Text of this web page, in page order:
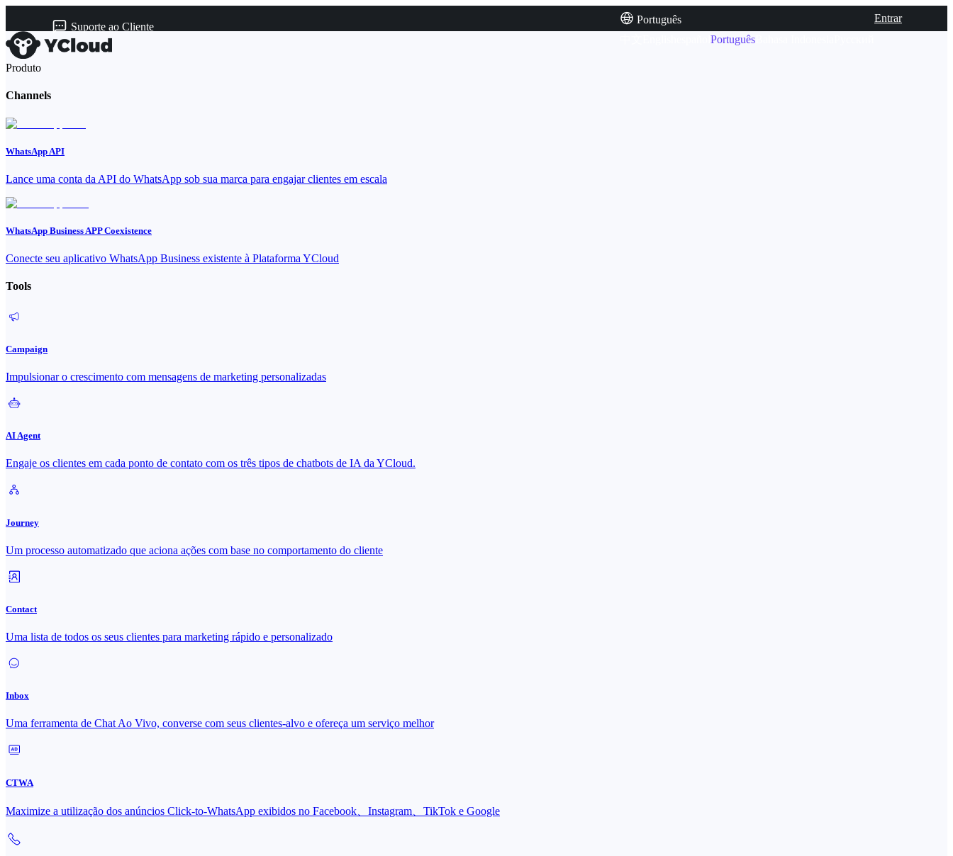
Suporte ao Cliente
Português
Português
Entrar
Produto
Channels
WhatsApp API
Lance uma conta da API do WhatsApp sob sua marca para engajar clientes em escala
WhatsApp Business APP Coexistence
Conecte seu aplicativo WhatsApp Business existente à Plataforma YCloud
Tools
Campaign
Impulsionar o crescimento com mensagens de marketing personalizadas
AI Agent
Engaje os clientes em cada ponto de contato com os três tipos de chatbots de IA da YCloud.
Journey
Um processo automatizado que aciona ações com base no comportamento do cliente
Contact
Uma lista de todos os seus clientes para marketing rápido e personalizado
Inbox
Uma ferramenta de Chat Ao Vivo, converse com seus clientes-alvo e ofereça um serviço melhor
CTWA
Maximize a utilização dos anúncios Click-to-WhatsApp exibidos no Facebook、Instagram、TikTok e Google